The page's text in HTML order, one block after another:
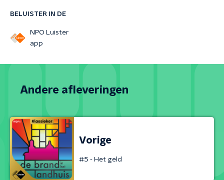
BELUISTER IN DE
NPO Luister
app
Andere afleveringen
Vorige
#5 - Het geld